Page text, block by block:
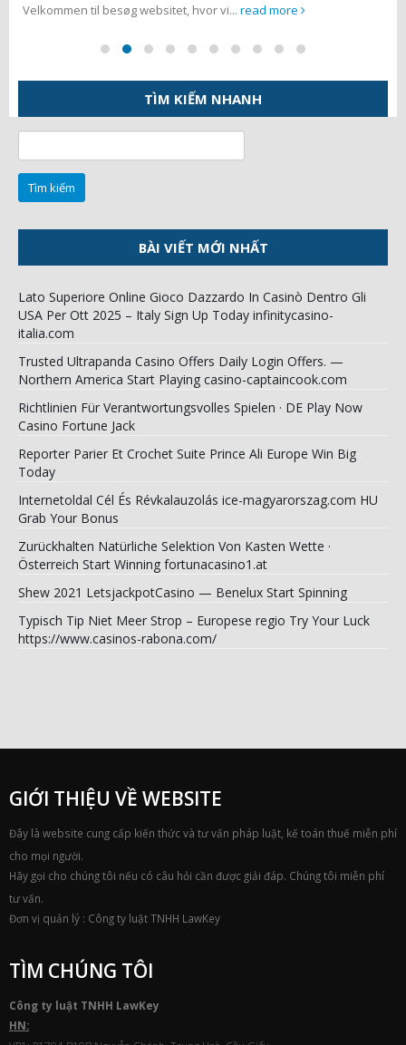
Velkommen til besøg websitet, hvor vi... read more
TÌM KIẾM NHANH
kiếm
cho:
BÀI VIẾT MỚI NHẤT
Lato Superiore Online Gioco Dazzardo In Casinò Dentro Gli
USA Per Ott 2025 – Italy Sign Up Today infinitycasino-
italia.com
Trusted Ultrapanda Casino Offers Daily Login Offers. —
Northern America Start Playing casino-captaincook.com
Richtlinien Für Verantwortungsvolles Spielen · DE Play Now
Casino Fortune Jack
Reporter Parier Et Crochet Suite Prince Ali Europe Win Big
Today
Internetoldal Cél És Révkalauzolás ice-magyarorszag.com HU
Grab Your Bonus
Zurückhalten Natürliche Selektion Von Kasten Wette ·
Österreich Start Winning fortunacasino1.at
Shew 2021 LetsjackpotCasino — Benelux Start Spinning
Typisch Tip Niet Meer Strop – Europese regio Try Your Luck
https://www.casinos-rabona.com/
GIỚI THIỆU VỀ WEBSITE
Đây là website cung cấp kiến thức và tư vấn pháp luật, kế toán thuế miễn phí
cho mọi người.
Hãy gọi cho chúng tôi nếu có câu hỏi cần được giải đáp. Chúng tôi miễn phí
tư vấn.
Đơn vị quản lý : Công ty luật TNHH LawKey
TÌM CHÚNG TÔI
Công ty luật TNHH LawKey
HN: